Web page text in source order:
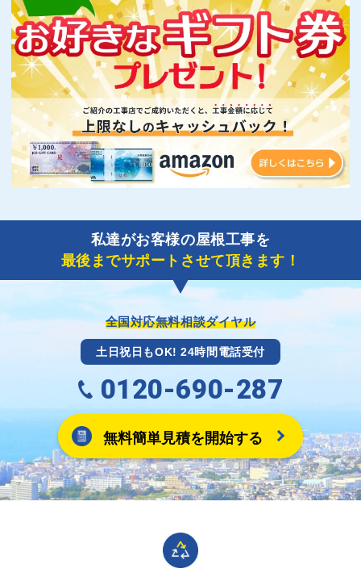
私達がお客様の屋根工事を
最後までサポートさせて頂きます！
全国対応無料相談ダイヤル
土日祝日もOK! 24時間電話受付
0120-690-287
無料簡単見積を開始する